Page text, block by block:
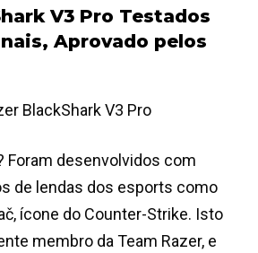
V3 Pro Testados
Aprovado pelos
Foram desenvolvidos com
de lendas dos esports como
ícone do Counter-Strike. Isto
membro da Team Razer, e